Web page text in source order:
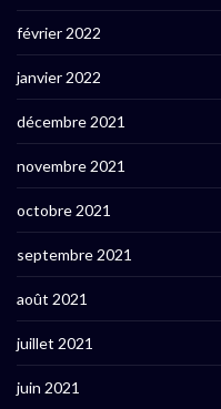
février 2022
janvier 2022
décembre 2021
novembre 2021
octobre 2021
septembre 2021
août 2021
juillet 2021
juin 2021